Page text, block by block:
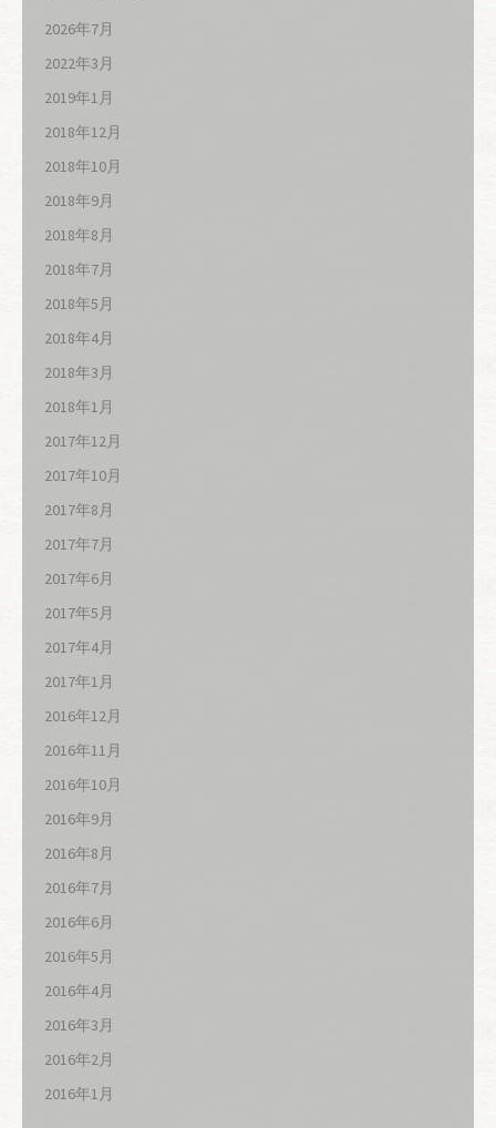
2026年7月
2022年3月
2019年1月
2018年12月
2018年10月
2018年9月
2018年8月
2018年7月
2018年5月
2018年4月
2018年3月
2018年1月
2017年12月
2017年10月
2017年8月
2017年7月
2017年6月
2017年5月
2017年4月
2017年1月
2016年12月
2016年11月
2016年10月
2016年9月
2016年8月
2016年7月
2016年6月
2016年5月
2016年4月
2016年3月
2016年2月
2016年1月